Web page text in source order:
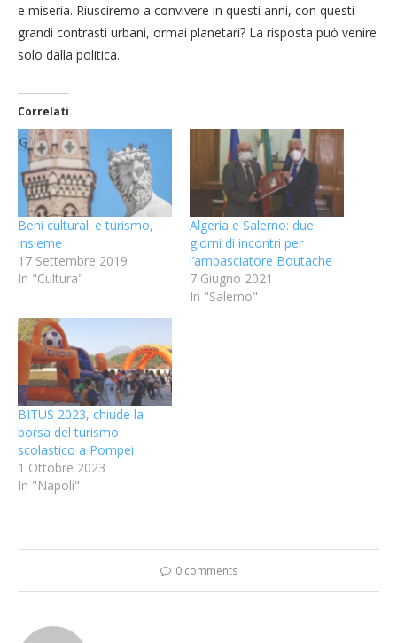
e miseria. Riusciremo a convivere in questi anni, con questi
grandi contrasti urbani, ormai planetari? La risposta può venire
solo dalla politica.
Correlati
Beni culturali e turismo,
insieme
17 Settembre 2019
In "Cultura"
Algeria e Salerno: due
giorni di incontri per
l’ambasciatore Boutache
7 Giugno 2021
In "Salerno"
BITUS 2023, chiude la
borsa del turismo
scolastico a Pompei
1 Ottobre 2023
In "Napoli"
0 comments